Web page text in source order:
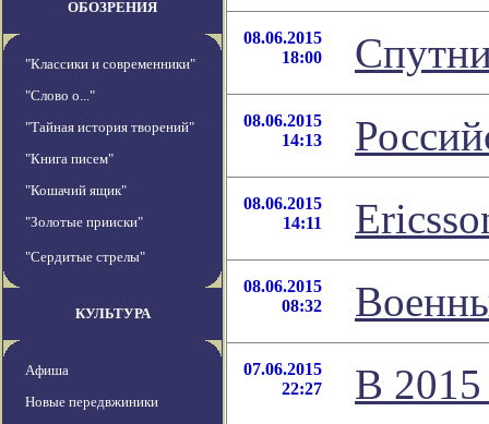
ОБОЗРЕНИЯ
"Классики и современники"
"Слово о..."
"Тайная история творений"
"Книга писем"
"Кошачий ящик"
"Золотые прииски"
"Сердитые стрелы"
КУЛЬТУРА
Афиша
Новые передвжиники
08.06.2015
18:00
08.06.2015
14:13
08.06.2015
14:11
08.06.2015
08:32
07.06.2015
22:27
В 2015